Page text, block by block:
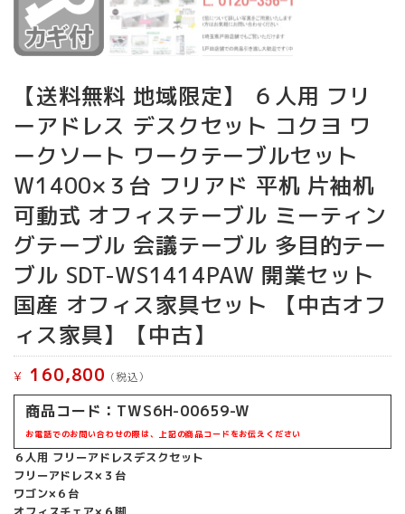
【送料無料 地域限定】 ６人用 フリ
ーアドレス デスクセット コクヨ ワ
ークソート ワークテーブルセット
W1400×３台 フリアド 平机 片袖机
可動式 オフィステーブル ミーティン
グテーブル 会議テーブル 多目的テー
ブル SDT-WS1414PAW 開業セット
国産 オフィス家具セット 【中古オフ
ィス家具】【中古】
¥ 160,800 (税込）
商品コード：TWS6H-00659-W
お電話でのお問い合わせの際は、上記の商品コードをお伝えください
６人用 フリーアドレスデスクセット
フリーアドレス×３台
ワゴン×６台